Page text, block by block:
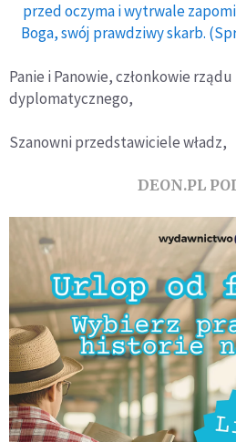
przed oczyma i wytrwale
Boga, swój prawdziwy skarb.
Panie i Panowie, członkowie
dyplomatycznego,
Szanowni przedstawiciele władz,
DEON.PL